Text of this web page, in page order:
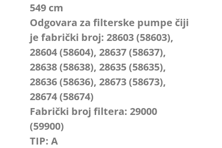
549 cm
Odgovara za filterske pumpe čiji
je fabrički broj: 28603 (58603),
28604 (58604), 28637 (58637),
28638 (58638), 28635 (58635),
28636 (58636), 28673 (58673),
28674 (58674)
Fabrički broj filtera: 29000
(59900)
TIP: A